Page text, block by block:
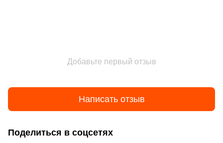
Добавьте первый отзыв
Написать отзыв
Поделиться в соцсетях